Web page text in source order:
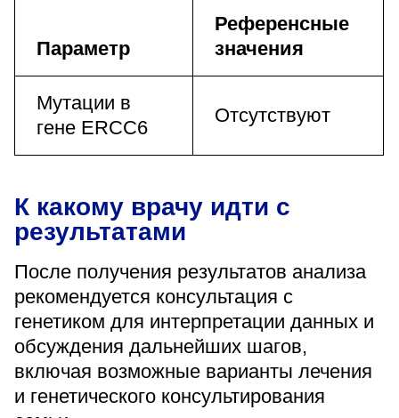
Параметр
Референсные
значения
Мутации в
гене ERCC6
Отсутствуют
К какому врачу идти с
результатами
После получения результатов анализа
рекомендуется консультация с
генетиком для интерпретации данных и
обсуждения дальнейших шагов,
включая возможные варианты лечения
и генетического консультирования